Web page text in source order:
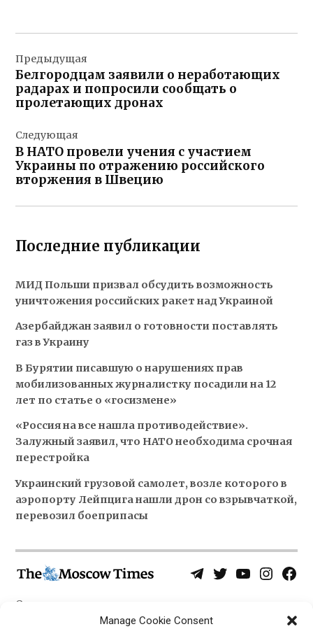
Manage Cookie Consent
по
записям
Предыдущая
Белгородцам заявили о неработающих
радарах и попросили сообщать о
пролетающих дронах
Следующая
В НАТО провели учения с участием
Украины по отражению российского
вторжения в Швецию
Последние публикации
МИД Польши призвал обсудить возможность
уничтожения российских ракет над Украиной
Азербайджан заявил о готовности поставлять
газ в Украину
В Бурятии писавшую о нарушениях прав
мобилизованных журналистку посадили на 12
лет по статье о «госизмене»
«Россия на все нашла противодействие».
Залужный заявил, что НАТО необходима срочная
перестройка
Украинский грузовой самолет, возле которого в
аэропорту Лейпцига нашли дрон со взрывчаткой,
перевозил боеприпасы
Telegram
TwitterYouTubeInstagram
О нас
Политика конфиденциальности